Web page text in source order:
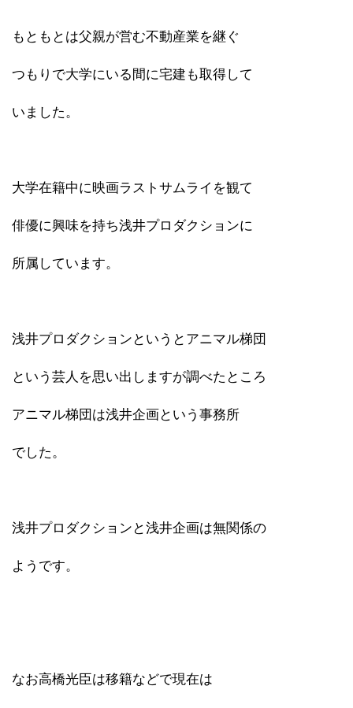
もともとは父親が営む不動産業を継ぐ
つもりで大学にいる間に宅建も取得して
いました。
大学在籍中に映画ラストサムライを観て
俳優に興味を持ち浅井プロダクションに
所属しています。
浅井プロダクションというとアニマル梯団
という芸人を思い出しますが調べたところ
アニマル梯団は浅井企画という事務所
でした。
浅井プロダクションと浅井企画は無関係の
ようです。
なお高橋光臣は移籍などで現在は